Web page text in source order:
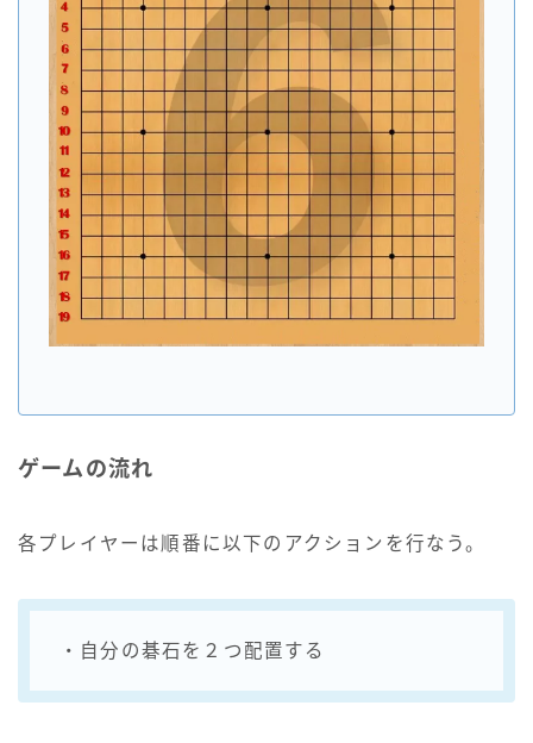
ゲームの流れ
各プレイヤーは順番に以下のアクションを行なう。
・自分の碁石を２つ配置する